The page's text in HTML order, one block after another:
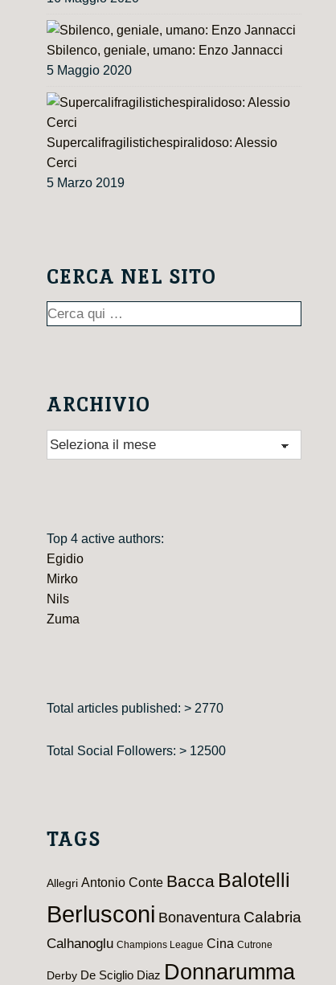
Sbilenco, geniale, umano: Enzo Jannacci
5 Maggio 2020
Supercalifragilistichespiralidoso: Alessio
Cerci
5 Marzo 2019
CERCA NEL SITO
Cerca:
ARCHIVIO
Archivio
Top 4 active authors:
Egidio
Mirko
Nils
Zuma
Total articles published: > 2770
Total Social Followers: > 12500
TAGS
Allegri Antonio Conte Bacca Balotelli
Berlusconi Bonaventura Calabria
Calhanoglu Champions League Cina Cutrone
Derby De Sciglio Diaz Donnarumma